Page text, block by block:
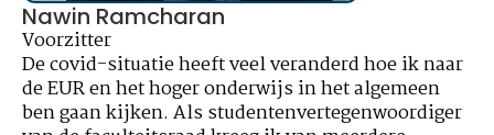
Nawin Ramcharan
Voorzitter
De covid-situatie heeft veel veranderd hoe ik naar
de EUR en het hoger onderwijs in het algemeen
ben gaan kijken. Als studentenvertegenwoordiger